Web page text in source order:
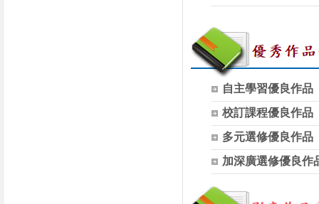
自主學習優良作品
校訂課程優良作品
多元選修優良作品
加深廣選修優良作